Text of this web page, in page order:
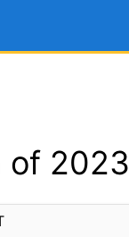
of 2023